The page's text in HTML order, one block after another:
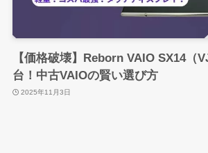
【価格破壊】Reborn VAIO SX14（
台！中古VAIOの賢い選び方
2025年11月3日